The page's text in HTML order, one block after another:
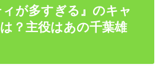
が多すぎる』のキャ
？主役はあの千葉雄